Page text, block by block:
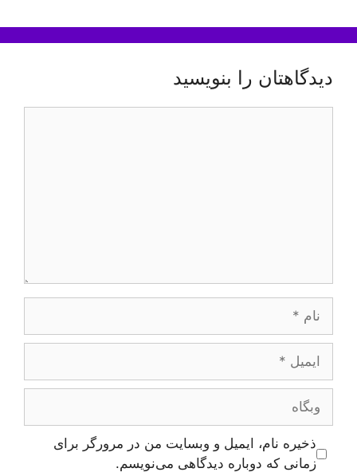
دیدگاهتان را بنویسید
ایمیل
وبگاه
ذخیره نام، ایمیل و وبسایت من در مرورگر برای
زمانی که دوباره دیدگاهی می‌نویسم.